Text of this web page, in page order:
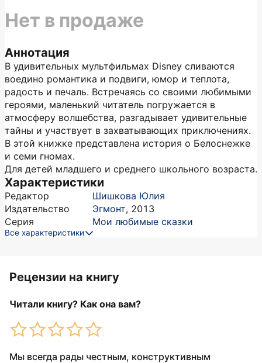
Аннотация
В удивительных мультфильмах Disney сливаются
воедино романтика и подвиги, юмор и теплота,
радость и печаль. Встречаясь со своими любимыми
героями, маленький читатель погружается в
атмосферу волшебства, разгадывает удивительные
тайны и участвует в захватывающих приключениях.
В этой книжке представлена история о Белоснежке
и семи гномах.
Для детей младшего и среднего школьного возраста.
Характеристики
Редактор
Шишкова Юлия
Издательство
Эгмонт, 2013
Серия
Мои любимые сказки
Все характеристики
Нет в продаже
Рецензии на книгу
Читали книгу? Как она вам?
Мы всегда рады честным, конструктивным